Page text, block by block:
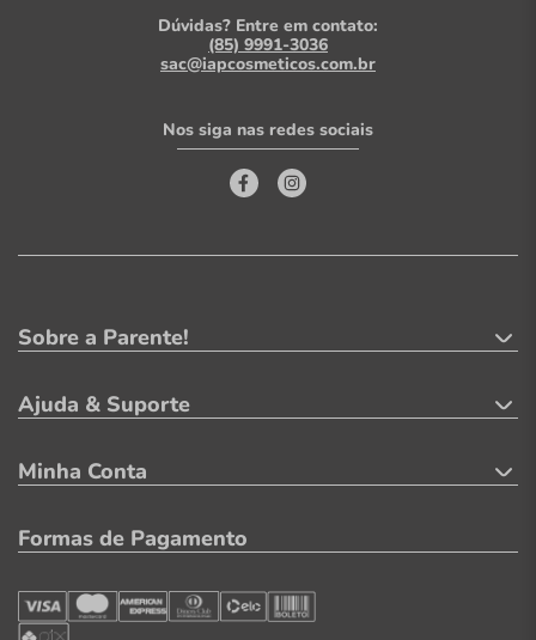
Dúvidas? Entre em contato:
(85) 9991-3036
sac@iapcosmeticos.com.br
Nos siga nas redes sociais
Sobre a Parente!
Ajuda & Suporte
Minha Conta
Formas de Pagamento